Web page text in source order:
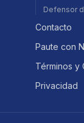
Defensor
Contacto
Paute con
Términos y
Privacidad